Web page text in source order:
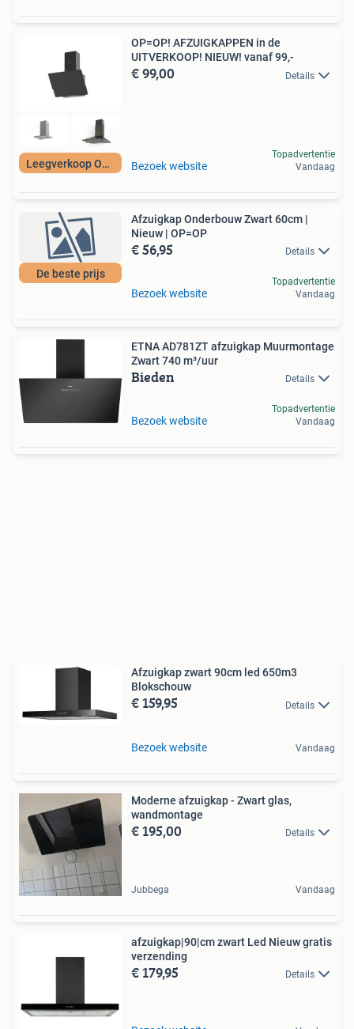
Leegverkoop OP=OP
OP=OP! AFZUIGKAPPEN in de
UITVERKOOP! NIEUW! vanaf 99,-
€ 99,00 Details
Bezoek website
Topadvertentie
Vandaag
De beste prijs
Afzuigkap Onderbouw Zwart 60cm |
Nieuw | OP=OP
€ 56,95 Details
Bezoek website
Topadvertentie
Vandaag
ETNA AD781ZT afzuigkap Muurmontage
Zwart 740 m³/uur
Bieden Details
Bezoek website
Topadvertentie
Vandaag
Afzuigkap zwart 90cm led 650m3
Blokschouw
€ 159,95 Details
Bezoek website Vandaag
Moderne afzuigkap - Zwart glas,
wandmontage
€ 195,00 Details
Jubbega Vandaag
afzuigkap|90|cm zwart Led Nieuw gratis
verzending
€ 179,95 Details